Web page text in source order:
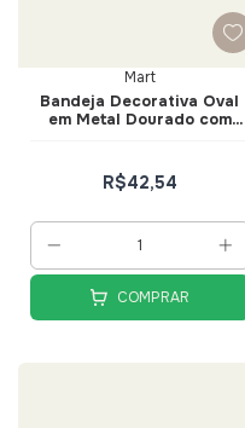
Mart
Bandeja Decorativa Oval
em Metal Dourado com
R$42,54
COMPRAR